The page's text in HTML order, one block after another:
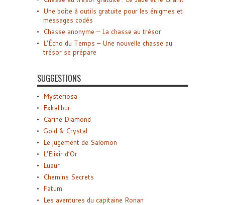
Une boîte à outils gratuite pour les énigmes et
messages codés
Chasse anonyme – La chasse au trésor
L’Écho du Temps – Une nouvelle chasse au
trésor se prépare
SUGGESTIONS
Mysteriosa
Exkalibur
Carine Diamond
Gold & Crystal
Le jugement de Salomon
L’Elixir d’Or
Lueur
Chemins Secrets
Fatum
Les aventures du capitaine Ronan